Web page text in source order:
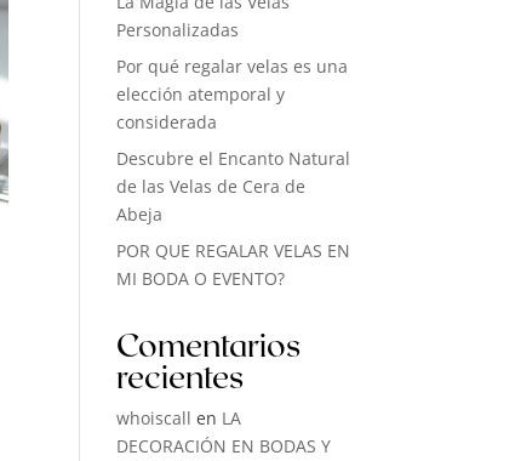
Personalizadas
Por qué regalar velas es una
elección atemporal y
considerada
Descubre el Encanto Natural
de las Velas de Cera de
Abeja
POR QUE REGALAR VELAS EN
MI BODA O EVENTO?
Comentarios
recientes
whoiscall en LA
DECORACIÓN EN BODAS Y